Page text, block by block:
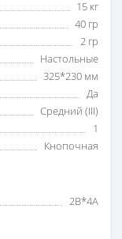
15 кг
40 гр
2 гр
Настольные
325*230 мм
Да
Средний (III)
1
Кнопочная
2В*4А